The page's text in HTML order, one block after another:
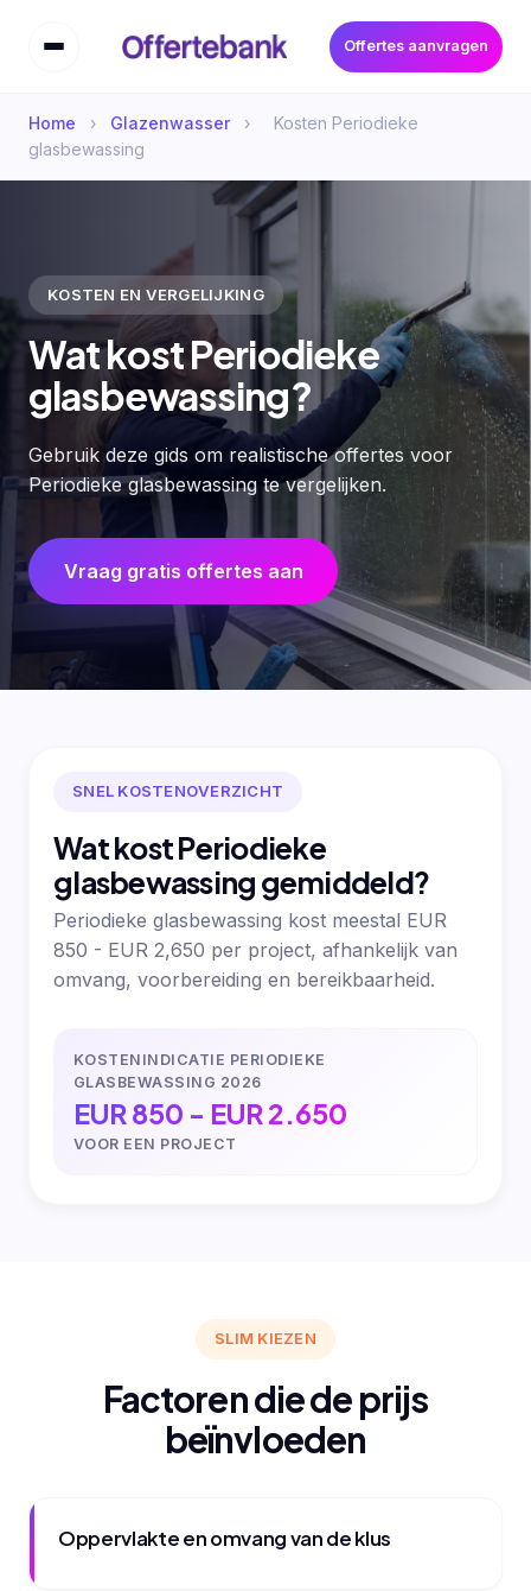
Offertes aanvragen
Home › Glazenwasser ›
Kosten Periodieke
glasbewassing
KOSTEN EN VERGELIJKING
Wat kost Periodieke
glasbewassing?
Gebruik deze gids om realistische offertes voor
Periodieke glasbewassing te vergelijken.
Vraag gratis offertes aan
SNEL KOSTENOVERZICHT
Wat kost Periodieke
glasbewassing gemiddeld?
Periodieke glasbewassing kost meestal EUR
850 - EUR 2,650 per project, afhankelijk van
omvang, voorbereiding en bereikbaarheid.
KOSTENINDICATIE PERIODIEKE
GLASBEWASSING 2026
EUR 850 - EUR 2.650
VOOR EEN PROJECT
SLIM KIEZEN
Factoren die de prijs
beïnvloeden
Oppervlakte en omvang van de klus